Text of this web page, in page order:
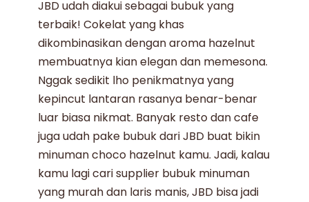
JBDudah diakui sebagai bubuk yang
terbaik! Cokelat yang khas
dikombinasikan denganaroma hazelnut
membuatnya kian elegan dan memesona.
Nggak sedikit lho penikmatnya yang
kepincut lantaran rasanya benar-benar
luar biasa nikmat. Banyak resto dan cafe
juga udah pake bubuk dari JBD buat bikin
minuman choco hazelnut kamu. Jadi, kalau
kamu lagi carisupplier bubuk minuman
yang murah dan laris manis, JBD bisa jadi